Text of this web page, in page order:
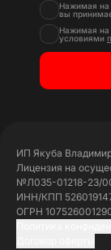
Нажимая на
вы
Нажимая на
условиями
ИП Якуба
Лицензия на
№Л035-01218-23/
ИНН/КПП
ОГРН